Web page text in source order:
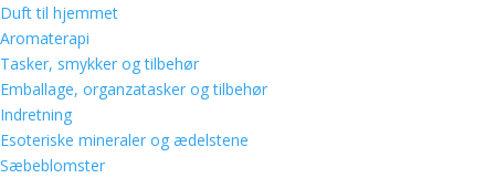
Duft til hjemmet
Aromaterapi
Tasker, smykker og tilbehør
Emballage, organzatasker og tilbehør
Indretning
Esoteriske mineraler og ædelstene
Sæbeblomster